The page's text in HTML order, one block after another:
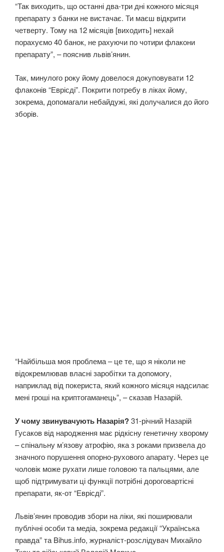
“Так виходить, що останні два-три дні кожного місяця
препарату з банки не вистачає. Ти маєш відкрити
четверту. Тому на 12 місяців [виходить] нехай
порахуємо 40 банок, не рахуючи по чотири флакони
препарату”, – пояснив львів’янин.
Так, минулого року йому довелося докуповувати 12
флаконів “Еврісді”. Покрити потребу в ліках йому,
зокрема, допомагали небайдужі, які долучалися до його
зборів.
“Найбільша моя проблема – це те, що я ніколи не
відокремлював власні заробітки та допомогу,
наприклад від покериста, який кожного місяця надсилає
мені гроші на криптогаманець”, – сказав Назарій.
У чому звинувачують Назарія?31-річний Назарій
Гусаков від народження має рідкісну генетичну хворому
– спінальну м’язову атрофію, яка з роками призвела до
значного порушення опорно-рухового апарату. Через це
чоловік може рухати лише головою та пальцями, але
щоб підтримувати ці функції потрібні дороговартісні
препарати, як-от “Еврісді”.
Львів’янин проводив збори на ліки, які поширювали
публічні особи та медіа, зокрема редакції “Українська
правда” та Bihus.info, журналіст-розслідувач Михайло